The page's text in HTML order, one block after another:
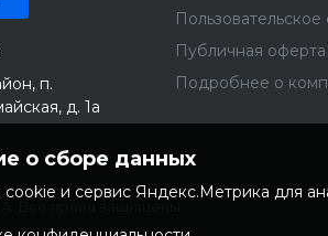
п.
д. 1а
Публичная оферта
Подробнее о
Все права защищены.
о сборе данных
и сервис Яндекс.Метрика для